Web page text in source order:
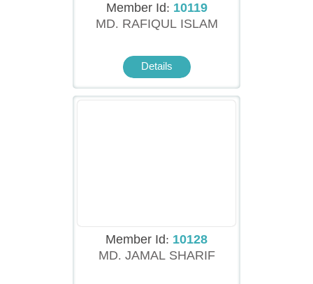
Member Id: 10119
MD. RAFIQUL ISLAM
Details
Member Id: 10128
MD. JAMAL SHARIF